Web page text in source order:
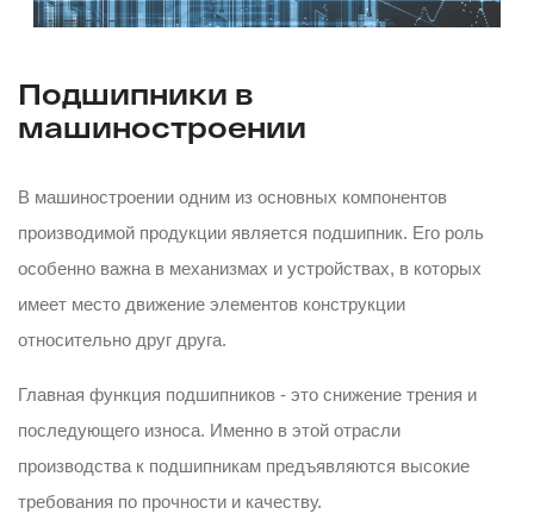
Подшипники в
машиностроении
В машиностроении одним из основных компонентов
производимой продукции является подшипник. Его роль
особенно важна в механизмах и устройствах, в которых
имеет место движение элементов конструкции
относительно друг друга.
Главная функция подшипников - это снижение трения и
последующего износа. Именно в этой отрасли
производства к подшипникам предъявляются высокие
требования по прочности и качеству.